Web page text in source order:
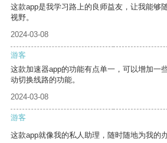
这款app是我学习路上的良师益友，让我能够
视野。
2024-03-08
游客
这款加速器app的功能有点单一，可以增加一
动切换线路的功能。
2024-03-08
游客
这款app就像我的私人助理，随时随地为我的